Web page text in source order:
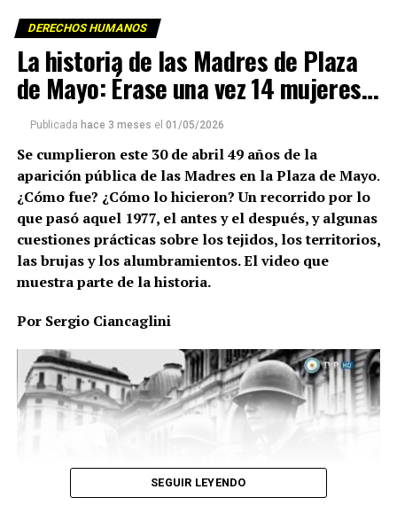
que todo ocurrió –o dejó de ocurrir– a las 18.41 del
jueves 30 de mayo de 2024, un rato después de la
ronda de Madres de cada jueves a la que esta vez
obviamente ella no había podido ir, internada. Tenía
94 años, cumplidos el 22 de marzo.
Es una de las figuras más importantes en la historia
argentina, una mujer gigante que nunca quiso
revelar cuánto medía, partidaria de los abrazos y de
todas las luchas, y abanderada de la sonrisa y la
cordialidad, oficios que se ejercen con el corazón. Se
despidió para instalarse en el infinito. Estos son
algunos retazos, algunas semblanzas, algunas
decirle adiós.
Por Sergio Ciancaglini
(a)narco capitalistas que son de público conocimiento,
alguien le comentó a Nora Cortiñas: “Qué desastre lo
DERECHOS HUMANOS
La historia de las Madres de Plaza
de Mayo: Érase una vez 14 mujeres…
Publicada hace 3 meses el 01/05/2026
Se cumplieron este 30 de abril 49 años de la
aparición pública de las Madres en la Plaza de Mayo.
¿Cómo fue? ¿Cómo lo hicieron? Un recorrido por lo
que pasó aquel 1977, el antes y el después, y algunas
cuestiones prácticas sobre los tejidos, los territorios,
las brujas y los alumbramientos. El video que
muestra parte de la historia.
Por Sergio Ciancaglini
SEGUIR LEYENDO